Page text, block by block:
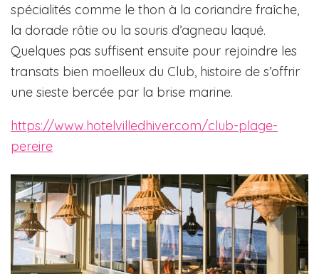
spécialités comme le thon à la coriandre fraîche,
la dorade rôtie ou la souris d’agneau laqué.
Quelques pas suffisent ensuite pour rejoindre les
transats bien moelleux du Club, histoire de s’offrir
une sieste bercée par la brise marine.
https://www.hotelvilledhiver.com/club-plage-
pereire